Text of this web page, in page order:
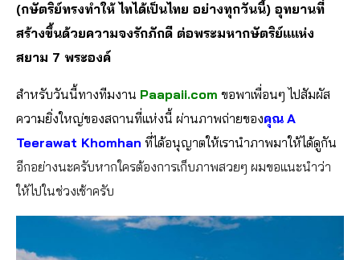
(กษัตริย์ทรงทำให้ ไทได้เป็นไทย อย่างทุกวันนี้) อุทยานที่
สร้างขึ้นด้วยความจงรักภักดี ต่อพระมหากษัตริย์แแห่ง
สยาม 7 พระองค์
สำหรับวันนี้ทางทีมงาน Paapaii.com ขอพาเพื่อนๆ ไปสัมผัส
ความยิ่งใหญ่ของสถานที่แห่งนี้ ผ่านภาพถ่ายของคุณ A
Teerawat Khomhan ที่ได้อนุญาตให้เรานำภาพมาให้ได้ดูกัน
อีกอย่างนะครับหากใครต้องการเก็บภาพสวยๆ ผมขอแนะนำว่า
ให้ไปในช่วงเช้าครับ